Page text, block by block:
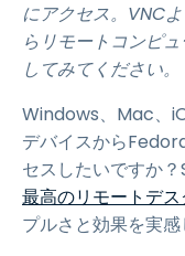
にアクセス。VNC
らリモートコンピ
してみてください。
Windows、Mac、
デバイスから
セスしたいですか
最高のリモートデ
プルさと効果を実感